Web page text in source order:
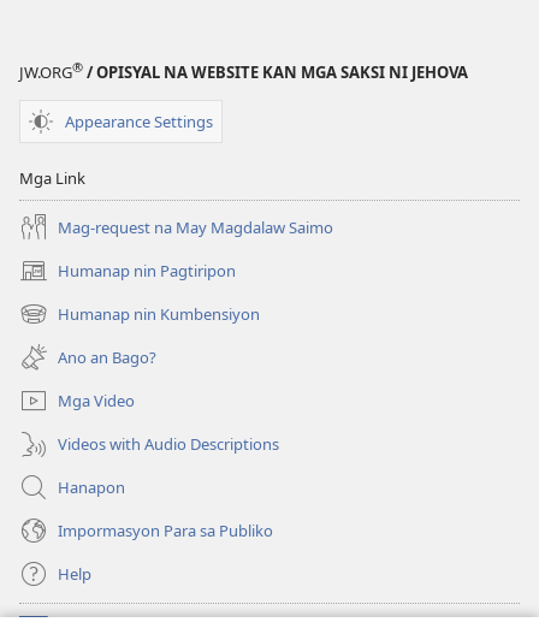
JW.ORG® / OPISYAL NA WEBSITE KAN MGA SAKSI NI JEHOVA
Appearance Settings
Mga Link
Mag-request na May Magdalaw Saimo
Humanap nin Pagtiripon
(opens
new
window)
Humanap nin Kumbensiyon
(opens
new
window)
Ano an Bago?
Mga Video
Videos with Audio Descriptions
Hanapon
Impormasyon Para sa Publiko
Help